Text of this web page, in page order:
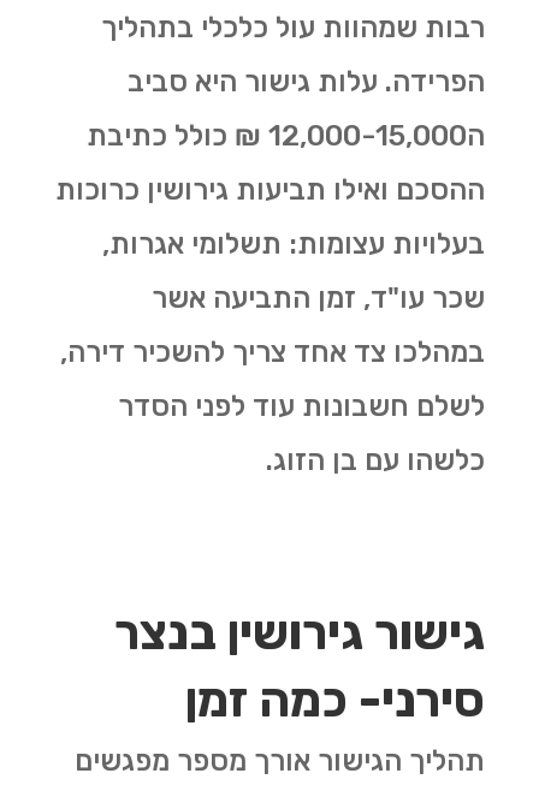
רבות שמהוות עול כלכלי בתהליך
הפרידה. עלות גישור היא סביב
ה12,000-15,000 ₪ כולל כתיבת
ההסכם ואילו תביעות גירושין כרוכות
בעלויות עצומות: תשלומי אגרות,
שכר עו"ד, זמן התביעה אשר
במהלכו צד אחד צריך להשכיר דירה,
לשלם חשבונות עוד לפני הסדר
כלשהו עם בן הזוג.
גישור גירושין בנצר
סירני- כמה זמן
תהליך הגישור אורך מספר מפגשים